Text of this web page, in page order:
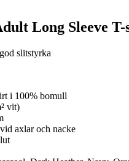
Long Sleeve
slitstyrka
i 100% bomull
vit)
axlar och nacke